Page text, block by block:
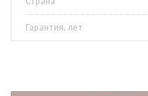
Гарантия, лет